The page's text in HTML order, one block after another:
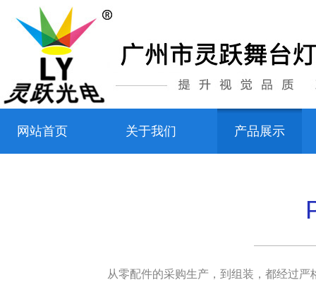
网站首页 关于我们 产品展示
从零配件的采购生产，到组装，都经过